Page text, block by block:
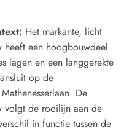
Het markante, licht
heeft een hoogbouwdeel
lagen en een langgerekte
op de
De
volgt de rooilijn aan de
in functie tussen de